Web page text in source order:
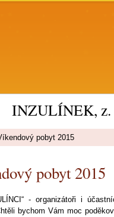
INZULÍNEK, z.
pobyt 2015
pobyt 2015
- organizátoři i
bychom Vám moc